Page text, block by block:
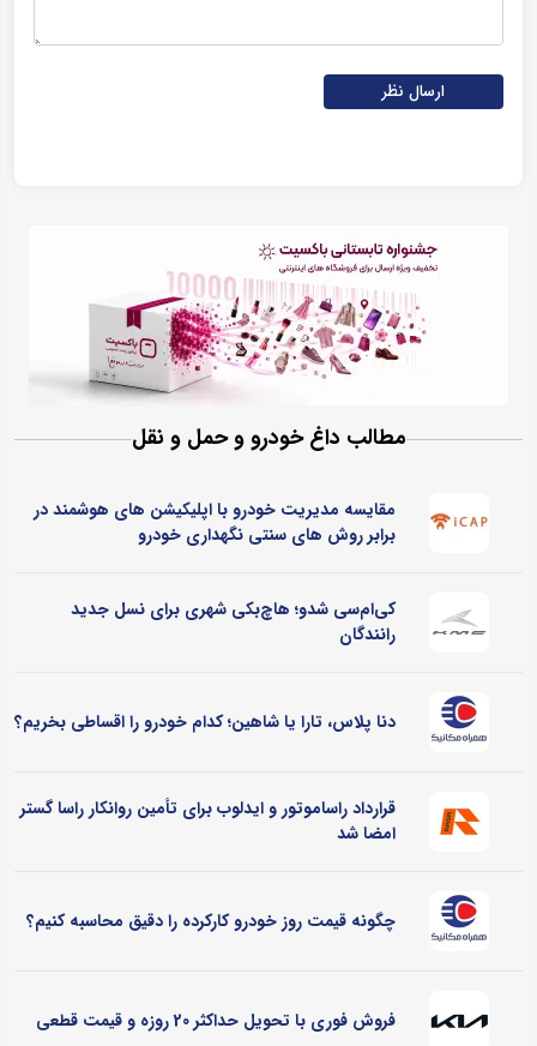
ارسال نظر
مطالب داغ خودرو و حمل و نقل
مقایسه مدیریت خودرو با اپلیکیشن های هوشمند در
برابر روش های سنتی نگهداری خودرو
کی‌ام‌سی شدو؛ هاچ‌بکی شهری برای نسل جدید
رانندگان
دنا پلاس، تارا یا شاهین؛ کدام خودرو را اقساطی بخریم؟
قرارداد راساموتور و ایدلوب برای تأمین روانکار راسا گستر
امضا شد
چگونه قیمت روز خودرو کارکرده را دقیق محاسبه کنیم؟
فروش فوری با تحویل حداکثر 20 روزه و قیمت قطعی